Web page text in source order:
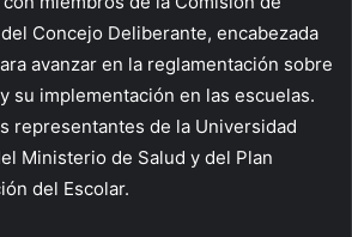
Concejo Deliberante, encabezada
avanzar en la reglamentación sobre
su implementación en las escuelas.
representantes de la Universidad
Ministerio de Salud y del Plan
del Escolar.